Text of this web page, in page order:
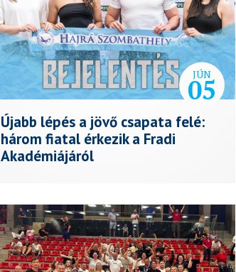
JÚN
05
Újabb lépés a jövő csapata felé:
három fiatal érkezik a Fradi
Akadémiájáról
Szombathelyi KKA - Alba Fehérvár
KC (2026.02.28.)
2026. március 01.